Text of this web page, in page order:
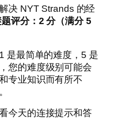
决 NYT Strands 的经
评分：2 分（满分 5
是最简单的难度，5 是
您的难度级别可能会
专业知识而有所不
今天的连接提示和答